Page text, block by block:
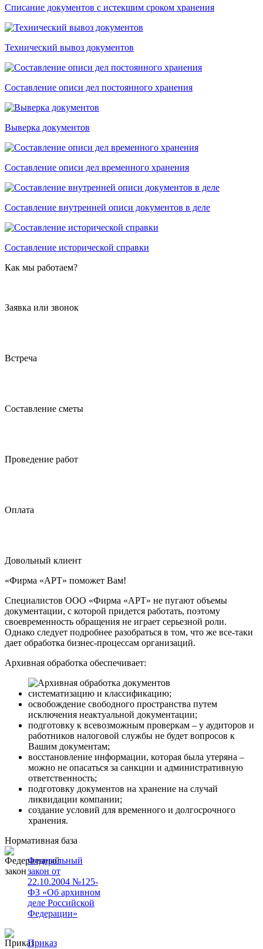
Списание документов с истекшим сроком хранения
Технический вывоз документов
Составление описи дел постоянного хранения
Выверка документов
Составление описи дел временного хранения
Составление внутренней описи документов в деле
Составление исторической справки
Как мы работаем?
Заявка или звонок
Встреча
Составление сметы
Проведение работ
Оплата
Довольный клиент
«Фирма «АРТ» поможет Вам!
Специалистов ООО «Фирма «АРТ» не пугают объемы
документации, с которой придется работать, поэтому
своевременность обращения не играет серьезной роли.
Однако следует подробнее разобраться в том, что же все-таки
дает обработка бизнес-процессам организаций.
Архивная обработка обеспечивает:
систематизацию и классификацию;
освобождение свободного пространства путем
исключения неактуальной документации;
подготовку к всевозможным проверкам – у аудиторов и
работников налоговой службы не будет вопросов к
Вашим документам;
восстановление информации, которая была утеряна –
можно не опасаться за санкции и административную
ответственность;
подготовку документов на хранение на случай
ликвидации компании;
создание условий для временного и долгосрочного
хранения.
Нормативная база
Федеральный
закон от
22.10.2004 №125-
ФЗ «Об архивном
деле Российской
Федерации»
Приказ